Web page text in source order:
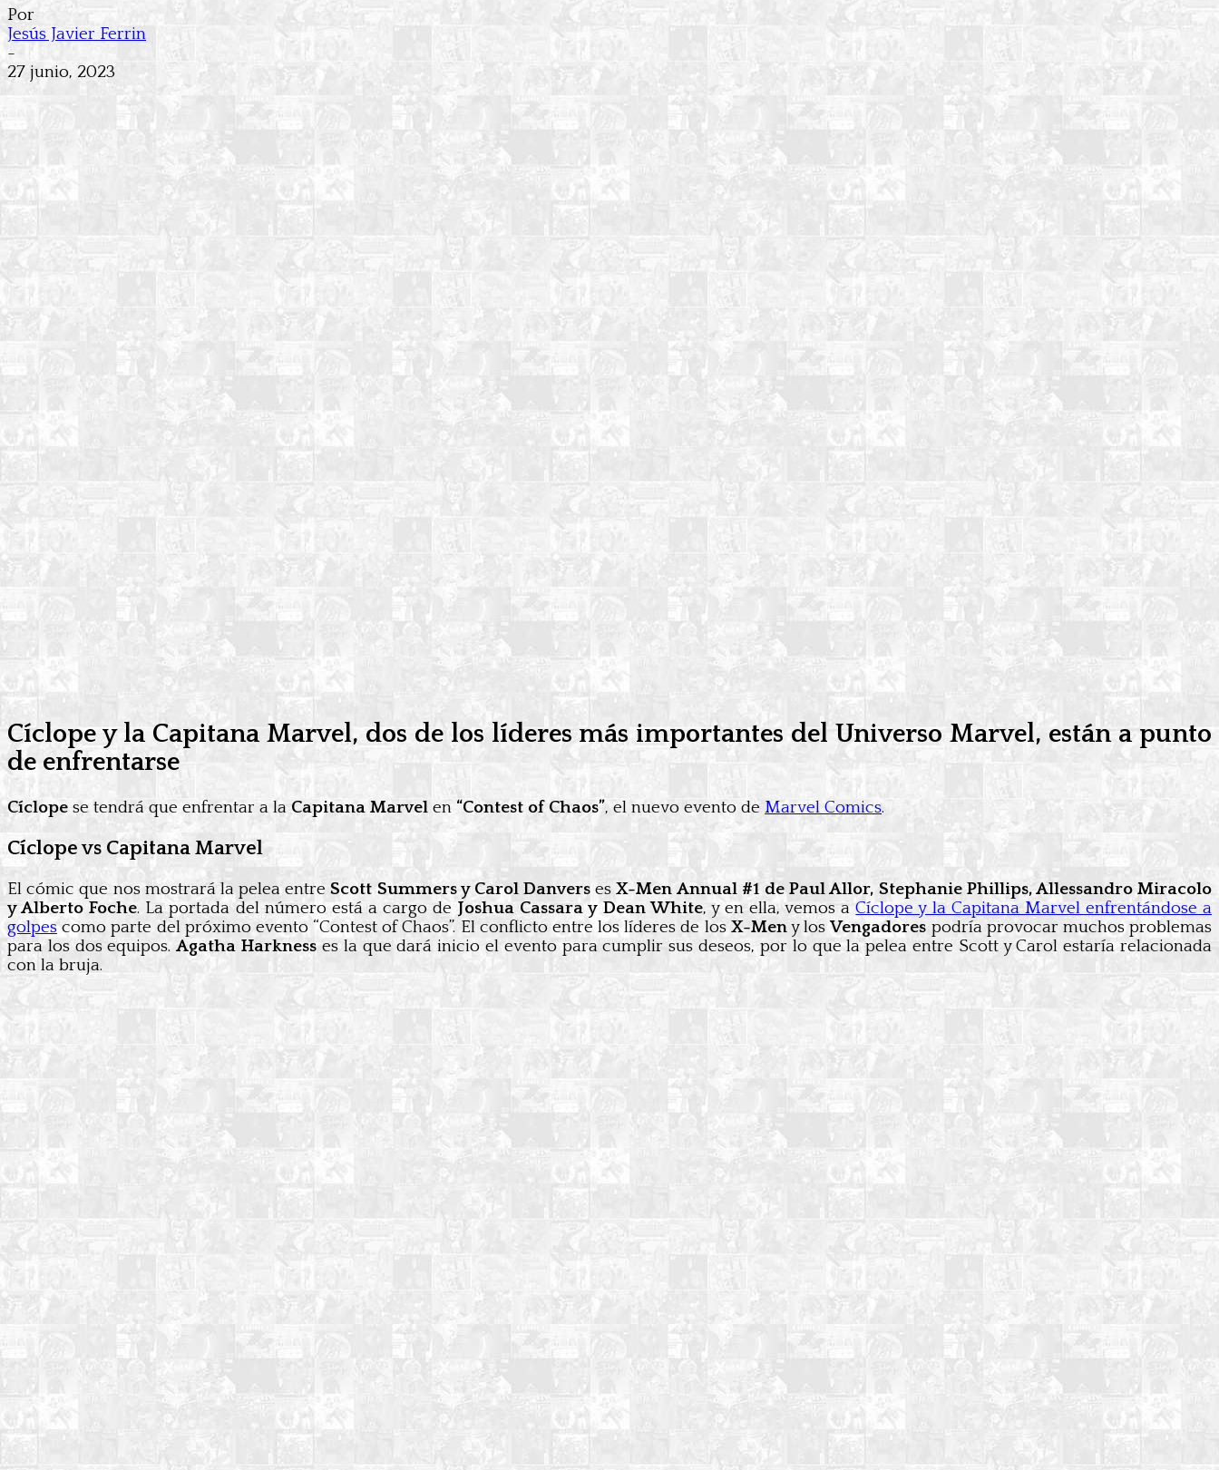
Por
Jesús Javier Ferrin
-
27 junio, 2023
Cíclope y la Capitana Marvel, dos de los líderes más importantes del Universo Marvel, están a punto
de enfrentarse
Cíclope se tendrá que enfrentar a laCapitana Marvel en “Contest of Chaos”, el nuevo evento de Marvel Comics.
Cíclope vs Capitana Marvel
El cómic que nos mostrará la pelea entreScott Summers y Carol Danvers esX-Men Annual #1 de Paul Allor, Stephanie Phillips, Allessandro Miracolo
y Alberto Foche. La portada del número está a cargo de Joshua Cassara y Dean White, y en ella, vemos aCíclope y la Capitana Marvel enfrentándose a
golpescomo parte del próximo evento “Contest of Chaos”. El conflicto entre los líderes de los X-Meny losVengadores podría provocar muchos problemas
para los dos equipos.Agatha Harknesses la que dará inicio el evento para cumplir sus deseos, por lo que la pelea entre Scott y Carol estaría relacionada
con la bruja.